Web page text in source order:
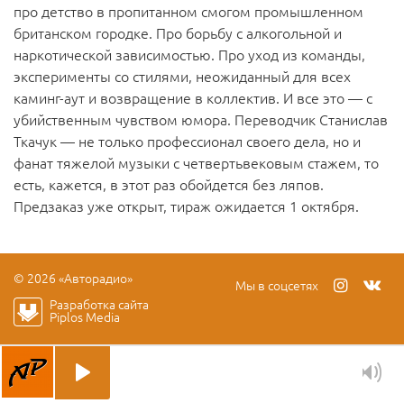
про детство в пропитанном смогом промышленном
британском городке. Про борьбу с алкогольной и
наркотической зависимостью. Про уход из команды,
эксперименты со стилями, неожиданный для всех
каминг-аут и возвращение в коллектив. И все это — с
убийственным чувством юмора. Переводчик Станислав
Ткачук — не только профессионал своего дела, но и
фанат тяжелой музыки с четвертьвековым стажем, то
есть, кажется, в этот раз обойдется без ляпов.
Предзаказ уже открыт, тираж ожидается 1 октября.
© 2026 «Авторадио»
Мы в соцсетях
Разработка сайта
Piplos Media